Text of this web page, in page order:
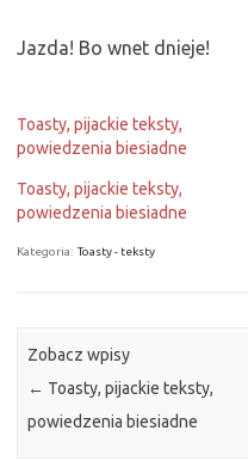
Jazda! Bo wnet dnieje!
Toasty, pijackie teksty,
powiedzenia biesiadne
Toasty, pijackie teksty,
powiedzenia biesiadne
Kategoria: Toasty - teksty
Zobacz wpisy
← Toasty, pijackie teksty,
powiedzenia biesiadne